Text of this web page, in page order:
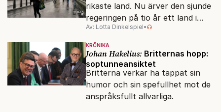
rikaste land. Nu ärver den sjunde
regeringen på tio år ett land i
politiskt och ekonomiskt kaos.
Av: Lotta Dinkelspiel•
KRÖNIKA
Johan Hakelius: Britternas hopp:
soptunneansiktet
Britterna verkar ha tappat sin
humor och sin spefullhet mot de
anspråksfullt allvarliga.